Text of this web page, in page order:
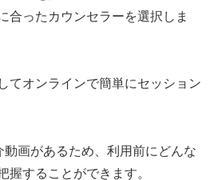
合ったカウンセラーを選択しま
てオンラインで簡単にセッション
画があるため、利用前にどんな
握することができます。